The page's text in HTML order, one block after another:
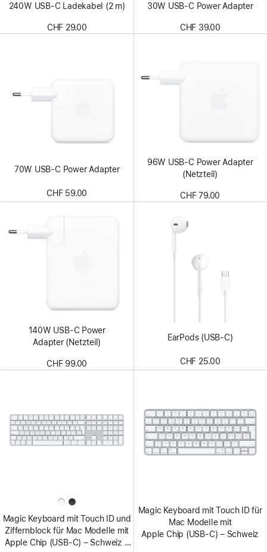
240W USB‑C Ladekabel (2 m)
CHF 29.00
30W USB‑C Power Adapter
CHF 39.00
70W USB‑C Power Adapter
CHF 59.00
96W USB‑C Power Adapter
(Netzteil)
CHF 79.00
140W USB-C Power
Adapter (Netzteil)
CHF 99.00
EarPods (USB-C)
CHF 25.00
Magic Keyboard mit Touch ID und
Ziffern­block für Mac Modelle mit
Apple Chip (USB‑C) – Schweiz –
Magic Keyboard mit Touch ID für
Mac Modelle mit
Apple Chip (USB-C) – Schweiz